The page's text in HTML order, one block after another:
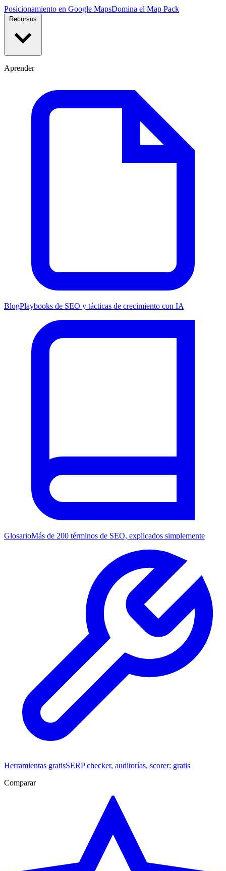
Posicionamiento en Google MapsDomina el Map Pack
Aprender
BlogPlaybooks de SEO y tácticas de crecimiento con IA
GlosarioMás de 200 términos de SEO, explicados simplemente
Herramientas gratisSERP checker, auditorías, scorer: gratis
Comparar